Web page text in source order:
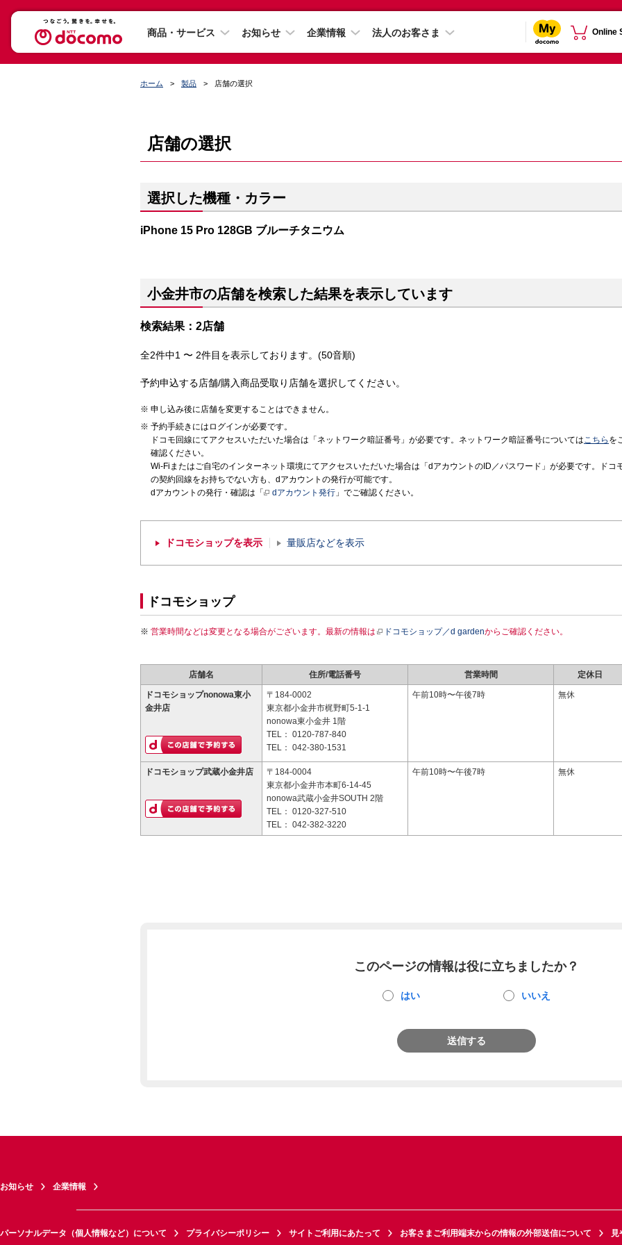
商品・サービス お知らせ 企業情報 法人のお客さま Online
ホーム 製品 店舗の選択
店舗の選択
選択した機種・カラー
iPhone 15 Pro 128GB ブルーチタニウム
小金井市の店舗を検索した結果を表示しています
検索結果：2店舗
全2件中1 〜 2件目を表示しております。(50音順)
予約申込する店舗/購入商品受取り店舗を選択してください。
申し込み後に店舗を変更することはできません。
予約手続きにはログインが必要です。
ドコモ回線にてアクセスいただいた場合は「ネットワーク暗証番号」が必要です。ネットワーク暗証番号についてはこちら を
確認ください。
Wi-Fiまたはご自宅のインターネット環境にてアクセスいただいた場合は「dアカウントのID／パスワード」が必要です。ドコ
の契約回線をお持ちでない方も、dアカウントの発行が可能です。
dアカウントの発行・確認は「
dアカウント発行 」でご確認ください。
ドコモショップを表示 量販店などを表示
ドコモショップ
営業時間などは変更となる場合がございます。最新の情報は ドコモショップ／d gardenからご確認ください。
店舗名 住所/電話番号 営業時間 定休日
ドコモショップnonowa東小
金井店
〒184-0002
東京都小金井市梶野町5-1-1
nonowa東小金井 1階
TEL： 0120-787-840
TEL： 042-380-1531
午前10時〜午後7時 無休
ドコモショップ武蔵小金井店
〒184-0004
東京都小金井市本町6-14-45
nonowa武蔵小金井SOUTH 2階
TEL： 0120-327-510
TEL： 042-382-3220
午前10時〜午後7時 無休
このページの情報は役に立ちましたか？
はい いいえ
送信する
お知らせ 企業情報
パーソナルデータ（個人情報など）について プライバシーポリシー サイトご利用にあたって お客さまご利用端末からの情報の外部送信について 見